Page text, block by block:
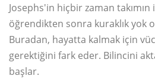
Josephs'in hiçbir zaman takımın
öğrendikten sonra kuraklık yok
Buradan, hayatta kalmak için
gerektiğini fark eder. Bilincini
başlar.